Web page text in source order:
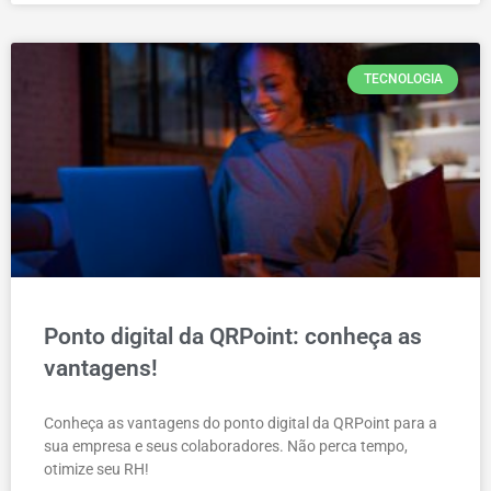
TECNOLOGIA
Ponto digital da QRPoint: conheça as
vantagens!
Conheça as vantagens do ponto digital da QRPoint para a
sua empresa e seus colaboradores. Não perca tempo,
otimize seu RH!